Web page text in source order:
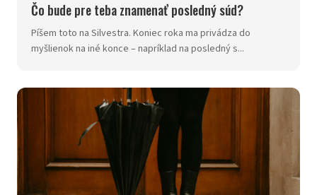
Čo bude pre teba znamenať posledný súd?
Píšem toto na Silvestra. Koniec roka ma privádza do
myšlienok na iné konce – napríklad na posledný s...